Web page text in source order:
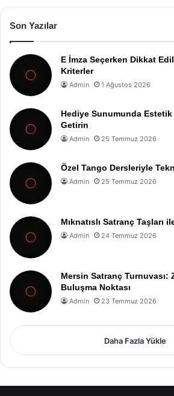
Son Yazılar
E İmza Seçerken Dikkat
Kriterler
Admin 1 Ağustos 2026
Hediye Sunumunda
Getirin
Admin 25 Temmuz 2026
Özel Tango Dersleriyle
Admin 25 Temmuz 2026
Mıknatıslı Satranç Taşları
Admin 24 Temmuz 2026
Mersin Satranç Turnuvası:
Buluşma Noktası
Admin 23 Temmuz 2026
Daha Fazla Yükle